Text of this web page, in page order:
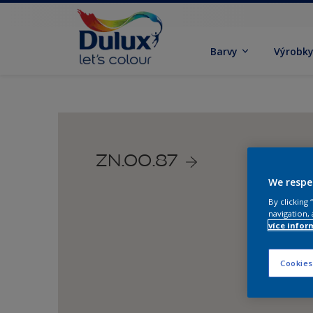
Barvy
ZN.00.87
We
By clicking
navigation,
více